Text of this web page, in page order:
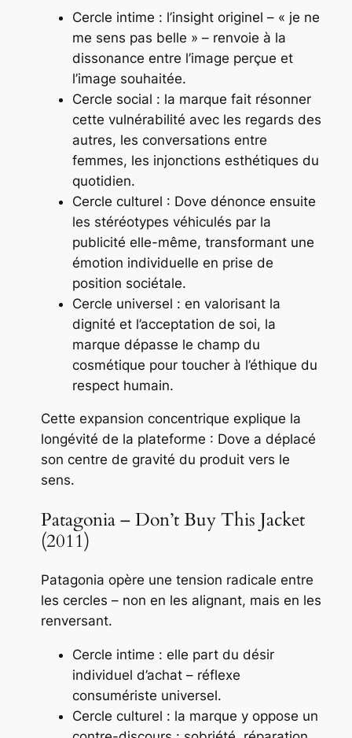
Cercle intime : l’insight originel – « je ne
me sens pas belle » – renvoie à la
dissonance entre l’image perçue et
l’image souhaitée.
Cercle social : la marque fait résonner
cette vulnérabilité avec les regards des
autres, les conversations entre
femmes, les injonctions esthétiques du
quotidien.
Cercle culturel : Dove dénonce ensuite
les stéréotypes véhiculés par la
publicité elle-même, transformant une
émotion individuelle en prise de
position sociétale.
Cercle universel : en valorisant la
dignité et l’acceptation de soi, la
marque dépasse le champ du
cosmétique pour toucher à l’éthique du
respect humain.
Cette expansion concentrique explique la
longévité de la plateforme : Dove a déplacé
son centre de gravité du produitvers le
sens.
Patagonia – Don’t Buy This Jacket
(2011)
Patagonia opère une tension radicale entre
les cercles – non en les alignant, mais en les
renversant.
Cercle intime : elle part du désir
individuel d’achat – réflexe
consumériste universel.
Cercle culturel : la marque y oppose un